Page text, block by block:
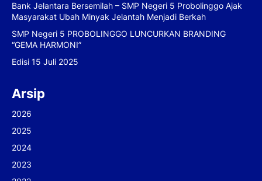
Bank Jelantara Bersemilah – SMP Negeri 5 Probolinggo Ajak
Masyarakat Ubah Minyak Jelantah Menjadi Berkah
SMP Negeri 5 PROBOLINGGO LUNCURKAN BRANDING
“GEMA HARMONI”
Edisi 15 Juli 2025
Arsip
2026
2025
2024
2023